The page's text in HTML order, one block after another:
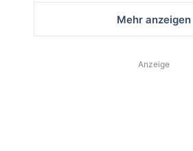
Mehr anzeigen
Anzeige